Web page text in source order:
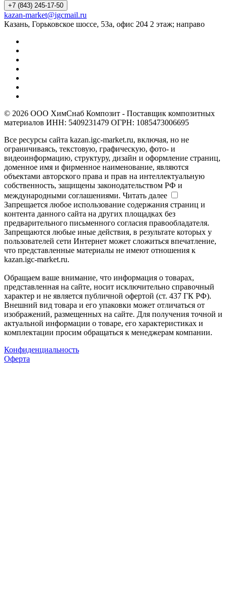
+7 (843) 245-17-50
kazan-market@igcmail.ru
Казань, ​Горьковское шоссе, 53а, офис 204 2 этаж; направо
© 2026 ООО ХимСнаб Композит - Поставщик композитных
материалов ИНН: 5409231479 ОГРН: 1085473006695
Все ресурсы сайта kazan.igc-market.ru, включая, но не
ограничиваясь, текстовую, графическую, фото- и
видеоинформацию, структуру, дизайн и оформление страниц,
доменное имя и фирменное наименование, являются
объектами авторского права и прав на интеллектуальную
собственность, защищены законодательством РФ и
международными соглашениями. Читать далее
Запрещается любое использование содержания страниц и
контента данного сайта на других площадках без
предварительного письменного согласия правообладателя.
Запрещаются любые иные действия, в результате которых у
пользователей сети Интернет может сложиться впечатление,
что представленные материалы не имеют отношения к
kazan.igc-market.ru.
Обращаем ваше внимание, что информация о товарах,
представленная на сайте, носит исключительно справочный
характер и не является публичной офертой (ст. 437 ГК РФ).
Внешний вид товара и его упаковки может отличаться от
изображений, размещенных на сайте. Для получения точной и
актуальной информации о товаре, его характеристиках и
комплектации просим обращаться к менеджерам компании.
Конфиденциальность
Оферта